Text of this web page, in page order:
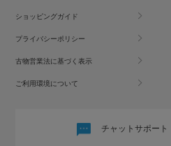
ショッピングガイド
プライバシーポリシー
古物営業法に基づく表示
ご利用環境について
チャットサポート